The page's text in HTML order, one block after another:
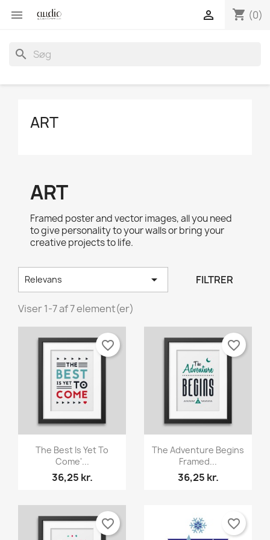
 shopping_cart (0)

search
ART
ART
Framed poster and vector images, all you need
to give personality to your walls or bring your
creative projects to life.
Relevans  FILTRER
Viser 1-7 af 7 element(er)
Vis her
The Best Is Yet To
Come'...
36,25 kr.
favorite_border
Vis her
The Adventure Begins
Framed...
36,25 kr.
favorite_border
favorite_border favorite_border